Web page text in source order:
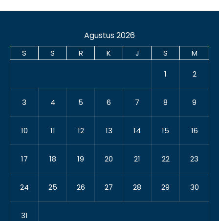
Agustus 2026
S S R K J S M
1 2
3 4 5 6 7 8 9
10 11 12 13 14 15 16
17 18 19 20 21 22 23
24 25 26 27 28 29 30
31